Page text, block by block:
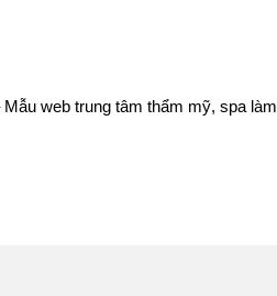
Mẫu web trung tâm thẩm mỹ, spa làm